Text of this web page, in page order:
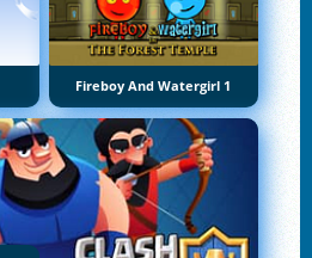
Fireboy And Watergirl 1